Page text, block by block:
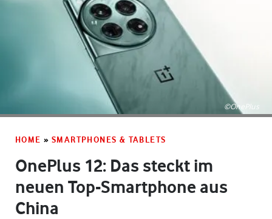
©OnePlus
HOME » SMARTPHONES & TABLETS
OnePlus 12: Das steckt im
neuen Top-Smartphone aus
China